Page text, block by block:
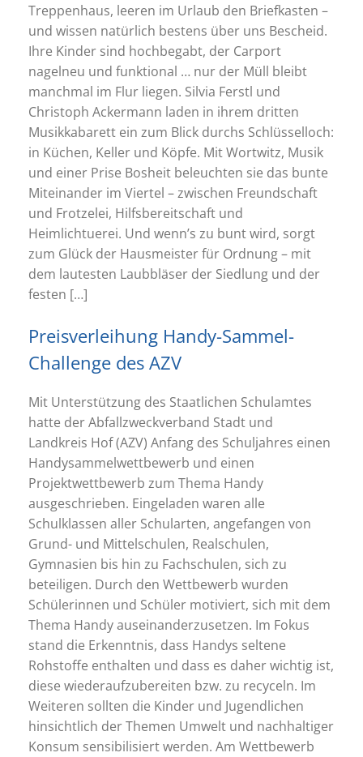
Treppenhaus, leeren im Urlaub den Briefkasten –
und wissen natürlich bestens über uns Bescheid.
Ihre Kinder sind hochbegabt, der Carport
nagelneu und funktional … nur der Müll bleibt
manchmal im Flur liegen. Silvia Ferstl und
Christoph Ackermann laden in ihrem dritten
Musikkabarett ein zum Blick durchs Schlüsselloch:
in Küchen, Keller und Köpfe. Mit Wortwitz, Musik
und einer Prise Bosheit beleuchten sie das bunte
Miteinander im Viertel – zwischen Freundschaft
und Frotzelei, Hilfsbereitschaft und
Heimlichtuerei. Und wenn’s zu bunt wird, sorgt
zum Glück der Hausmeister für Ordnung – mit
dem lautesten Laubbläser der Siedlung und der
festen […]
Preisverleihung Handy-Sammel-
Challenge des AZV
Mit Unterstützung des Staatlichen Schulamtes
hatte der Abfallzweckverband Stadt und
Landkreis Hof (AZV) Anfang des Schuljahres einen
Handysammelwettbewerb und einen
Projektwettbewerb zum Thema Handy
ausgeschrieben. Eingeladen waren alle
Schulklassen aller Schularten, angefangen von
Grund- und Mittelschulen, Realschulen,
Gymnasien bis hin zu Fachschulen, sich zu
beteiligen. Durch den Wettbewerb wurden
Schülerinnen und Schüler motiviert, sich mit dem
Thema Handy auseinanderzusetzen. Im Fokus
stand die Erkenntnis, dass Handys seltene
Rohstoffe enthalten und dass es daher wichtig ist,
diese wiederaufzubereiten bzw. zu recyceln. Im
Weiteren sollten die Kinder und Jugendlichen
hinsichtlich der Themen Umwelt und nachhaltiger
Konsum sensibilisiert werden. Am Wettbewerb